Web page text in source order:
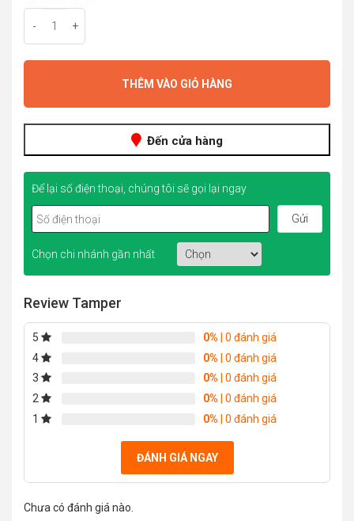
- +
THÊM VÀO GIỎ HÀNG
Đến cửa hàng
Để lại số điện thoại, chúng tôi sẽ gọi lại ngay
Chọn chi nhánh gần nhất
Review Tamper
5 0% | 0 đánh giá
4
0% | 0 đánh giá
3
0% | 0 đánh giá
2
0% | 0 đánh giá
1
0% | 0 đánh giá
ĐÁNH GIÁ NGAY
Chưa có đánh giá nào.